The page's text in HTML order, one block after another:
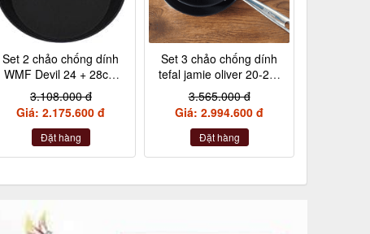
Set 2 chảo chống dính
WMF Devil 24 + 28cm
cán inox nội địa Đức
3.108.000 đ
Giá: 2.175.600 đ
Đặt hàng
Set 3 chảo chống dính
tefal jamie oliver 20-24-
28cm
3.565.000 đ
Giá: 2.994.600 đ
Đặt hàng